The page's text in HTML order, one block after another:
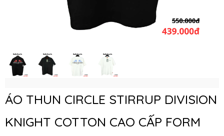
ÁO THUN CIRCLE STIRRUP DIVISION
KNIGHT COTTON CAO CẤP FORM